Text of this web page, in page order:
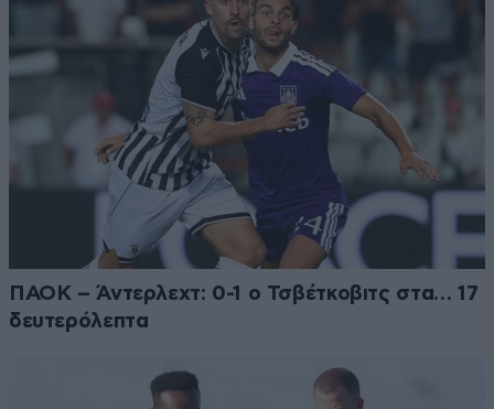
ΠΑΟΚ – Άντερλεχτ: 0-1 ο Τσβέτκοβιτς στα… 17
δευτερόλεπτα